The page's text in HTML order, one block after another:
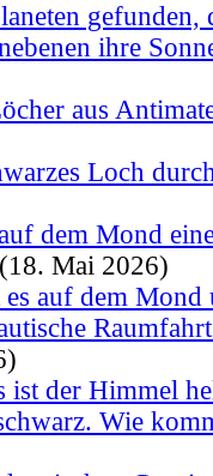
gefunden,
ihre
aus
Loch
dem Mond
(18. Mai 2026)
auf dem Mond
der Himmel
Wie